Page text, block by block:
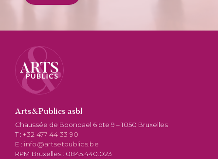
Arts&Publics asbl
Chaussée de Boondael 6 bte 9 – 1050 Bruxelles
T :+32 477 44 33 90
E : info@artsetpublics.be
RPM Bruxelles : 0845.440.023